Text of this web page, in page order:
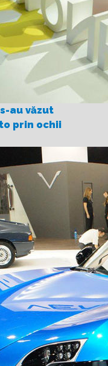
au văzut
prin ochii